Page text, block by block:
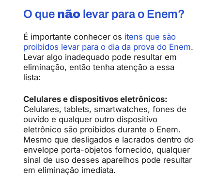
O que não levar para o Enem?
É importante conhecer os itens que são
proibidos levar para o dia da prova do Enem.
Levar algo inadequado pode resultar em
eliminação, então tenha atenção a essa
lista:
Celulares e dispositivos eletrônicos:
Celulares, tablets, smartwatches, fones de
ouvido e qualquer outro dispositivo
eletrônico são proibidos durante o Enem.
Mesmo que desligados e lacrados dentro do
envelope porta-objetos fornecido, qualquer
sinal de uso desses aparelhos pode resultar
em eliminação imediata.